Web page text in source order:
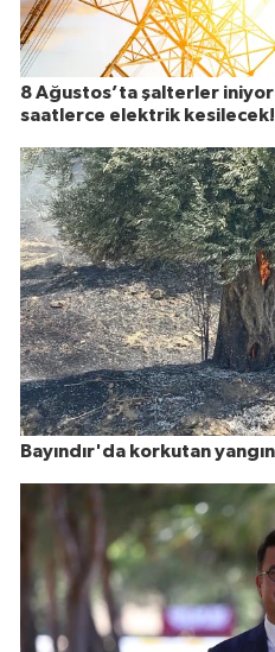
8 Ağustos’ta şalterler
saatlerce elektrik kesilecek!
Bayındır'da korkutan